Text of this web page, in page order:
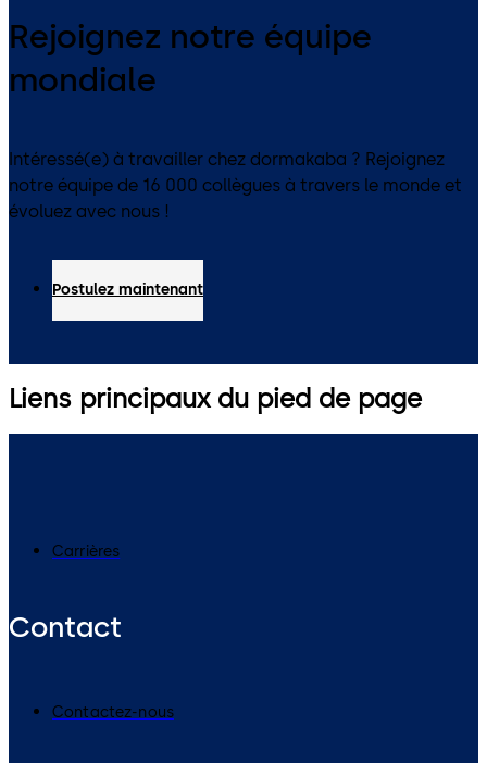
Rejoignez notre équipe
mondiale
Intéressé(e) à travailler chez dormakaba ? Rejoignez
notre équipe de 16 000 collègues à travers le monde et
évoluez avec nous !
Postulez maintenant
Liens principaux du pied de page
Carrières
Contact
Contactez-nous